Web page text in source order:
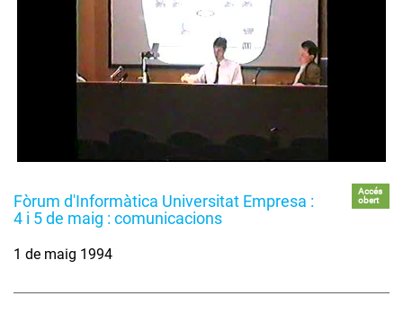
Fòrum d'Informàtica Universitat Empresa :
4 i 5 de maig : comunicacions
Accés
obert
1 de maig 1994